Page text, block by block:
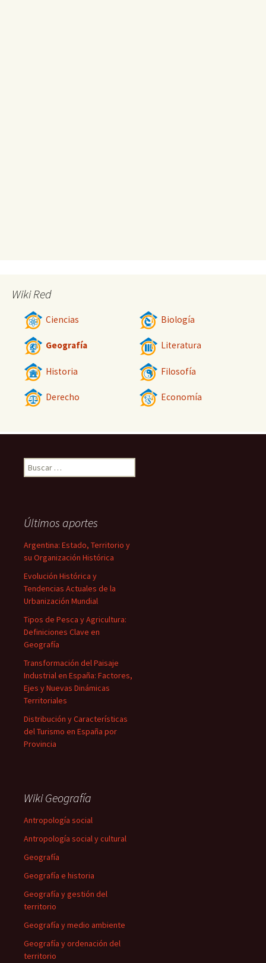
Wiki Red
Ciencias Biología
Geografía Literatura
Historia Filosofía
Derecho Economía
Buscar:
Últimos aportes
Argentina: Estado, Territorio y
su Organización Histórica
Evolución Histórica y
Tendencias Actuales de la
Urbanización Mundial
Tipos de Pesca y Agricultura:
Definiciones Clave en
Geografía
Transformación del Paisaje
Industrial en España: Factores,
Ejes y Nuevas Dinámicas
Territoriales
Distribución y Características
del Turismo en España por
Provincia
Wiki Geografía
Antropología social
Antropología social y cultural
Geografía
Geografía e historia
Geografía y gestión del
territorio
Geografía y medio ambiente
Geografía y ordenación del
territorio